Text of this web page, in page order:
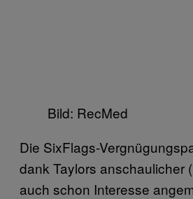
Bild: RecMed
Die SixFlags-
dank Taylors anschaulicher
auch schon Interesse